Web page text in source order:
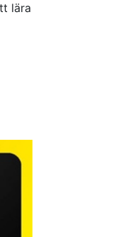
lära